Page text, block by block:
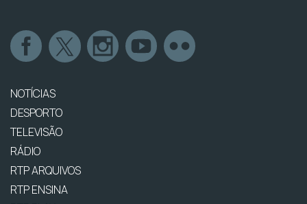
NOTÍCIAS
DESPORTO
TELEVISÃO
RÁDIO
RTP ARQUIVOS
RTP ENSINA